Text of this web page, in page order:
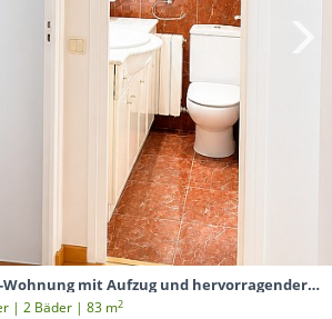
mit Aufzug und hervorragender
| 2 Вäder | 83 m2